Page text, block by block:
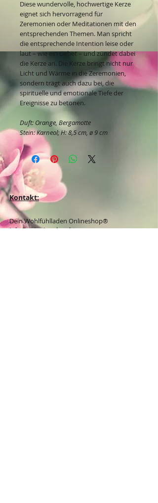
Diese wundervolle, hochwertige Kerze
eignet sich hervorragend für
Zeremonien oder Meditationen mit den
entsprechenden Themen. Man spricht
die entsprechende Intention leise oder
laut – wie ein Gebet – und zündet dabei
die Kerze an. Die Kerze bringt nicht nur
Licht und Wärme in die Zeremonien,
sondern trägt auch dazu bei, die
spirituelle und emotionale Tiefe der
Ereignisse zu betonen.
Duft: Orange, Bergamotte
Stein: Karneol; H: 8,5 cm, ø 9 cm
Kontakt:
Dein Wohlfühlladen Onlineshop®
Inh. Denise Lembrecht